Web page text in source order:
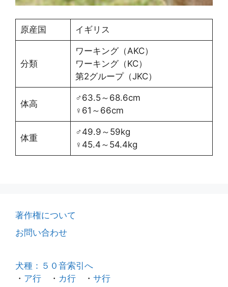
原産国 イギリス
分類
ワーキング（AKC）
ワーキング（KC）
第2グループ（JKC）
体高
♂63.5～68.6cm
♀61～66cm
体重
♂49.9～59kg
♀45.4～54.4kg
著作権について
お問い合わせ
犬種：５０音索引へ
・ ア行 ・ カ行 ・ サ行